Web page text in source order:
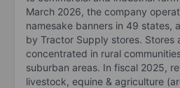
March 2026, the company
namesake banners in 49 states,
by Tractor Supply stores. Stores
concentrated in rural
suburban areas. In fiscal 2025,
livestock, equine & agriculture